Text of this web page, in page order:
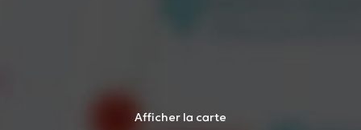
Afficher la carte